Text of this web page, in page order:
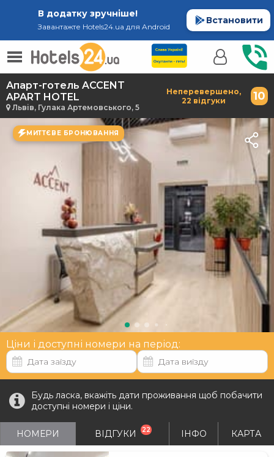
В додатку зручніше!
Завантажте Hotels24.ua для Android
Встановити
Апарт-готель ACCENT
APART HOTEL
Львів, Гулака Артемовського, 5
Неперевершено, 10
22 відгуки
МИТТЄВЕ БРОНЮВАННЯ
Ціни і доступні номери на період:
Будь ласка, вкажіть дати проживання щоб побачити
доступні номери і ціни.
НОМЕРИ ВІДГУКИ 22 ІНФО КАРТА